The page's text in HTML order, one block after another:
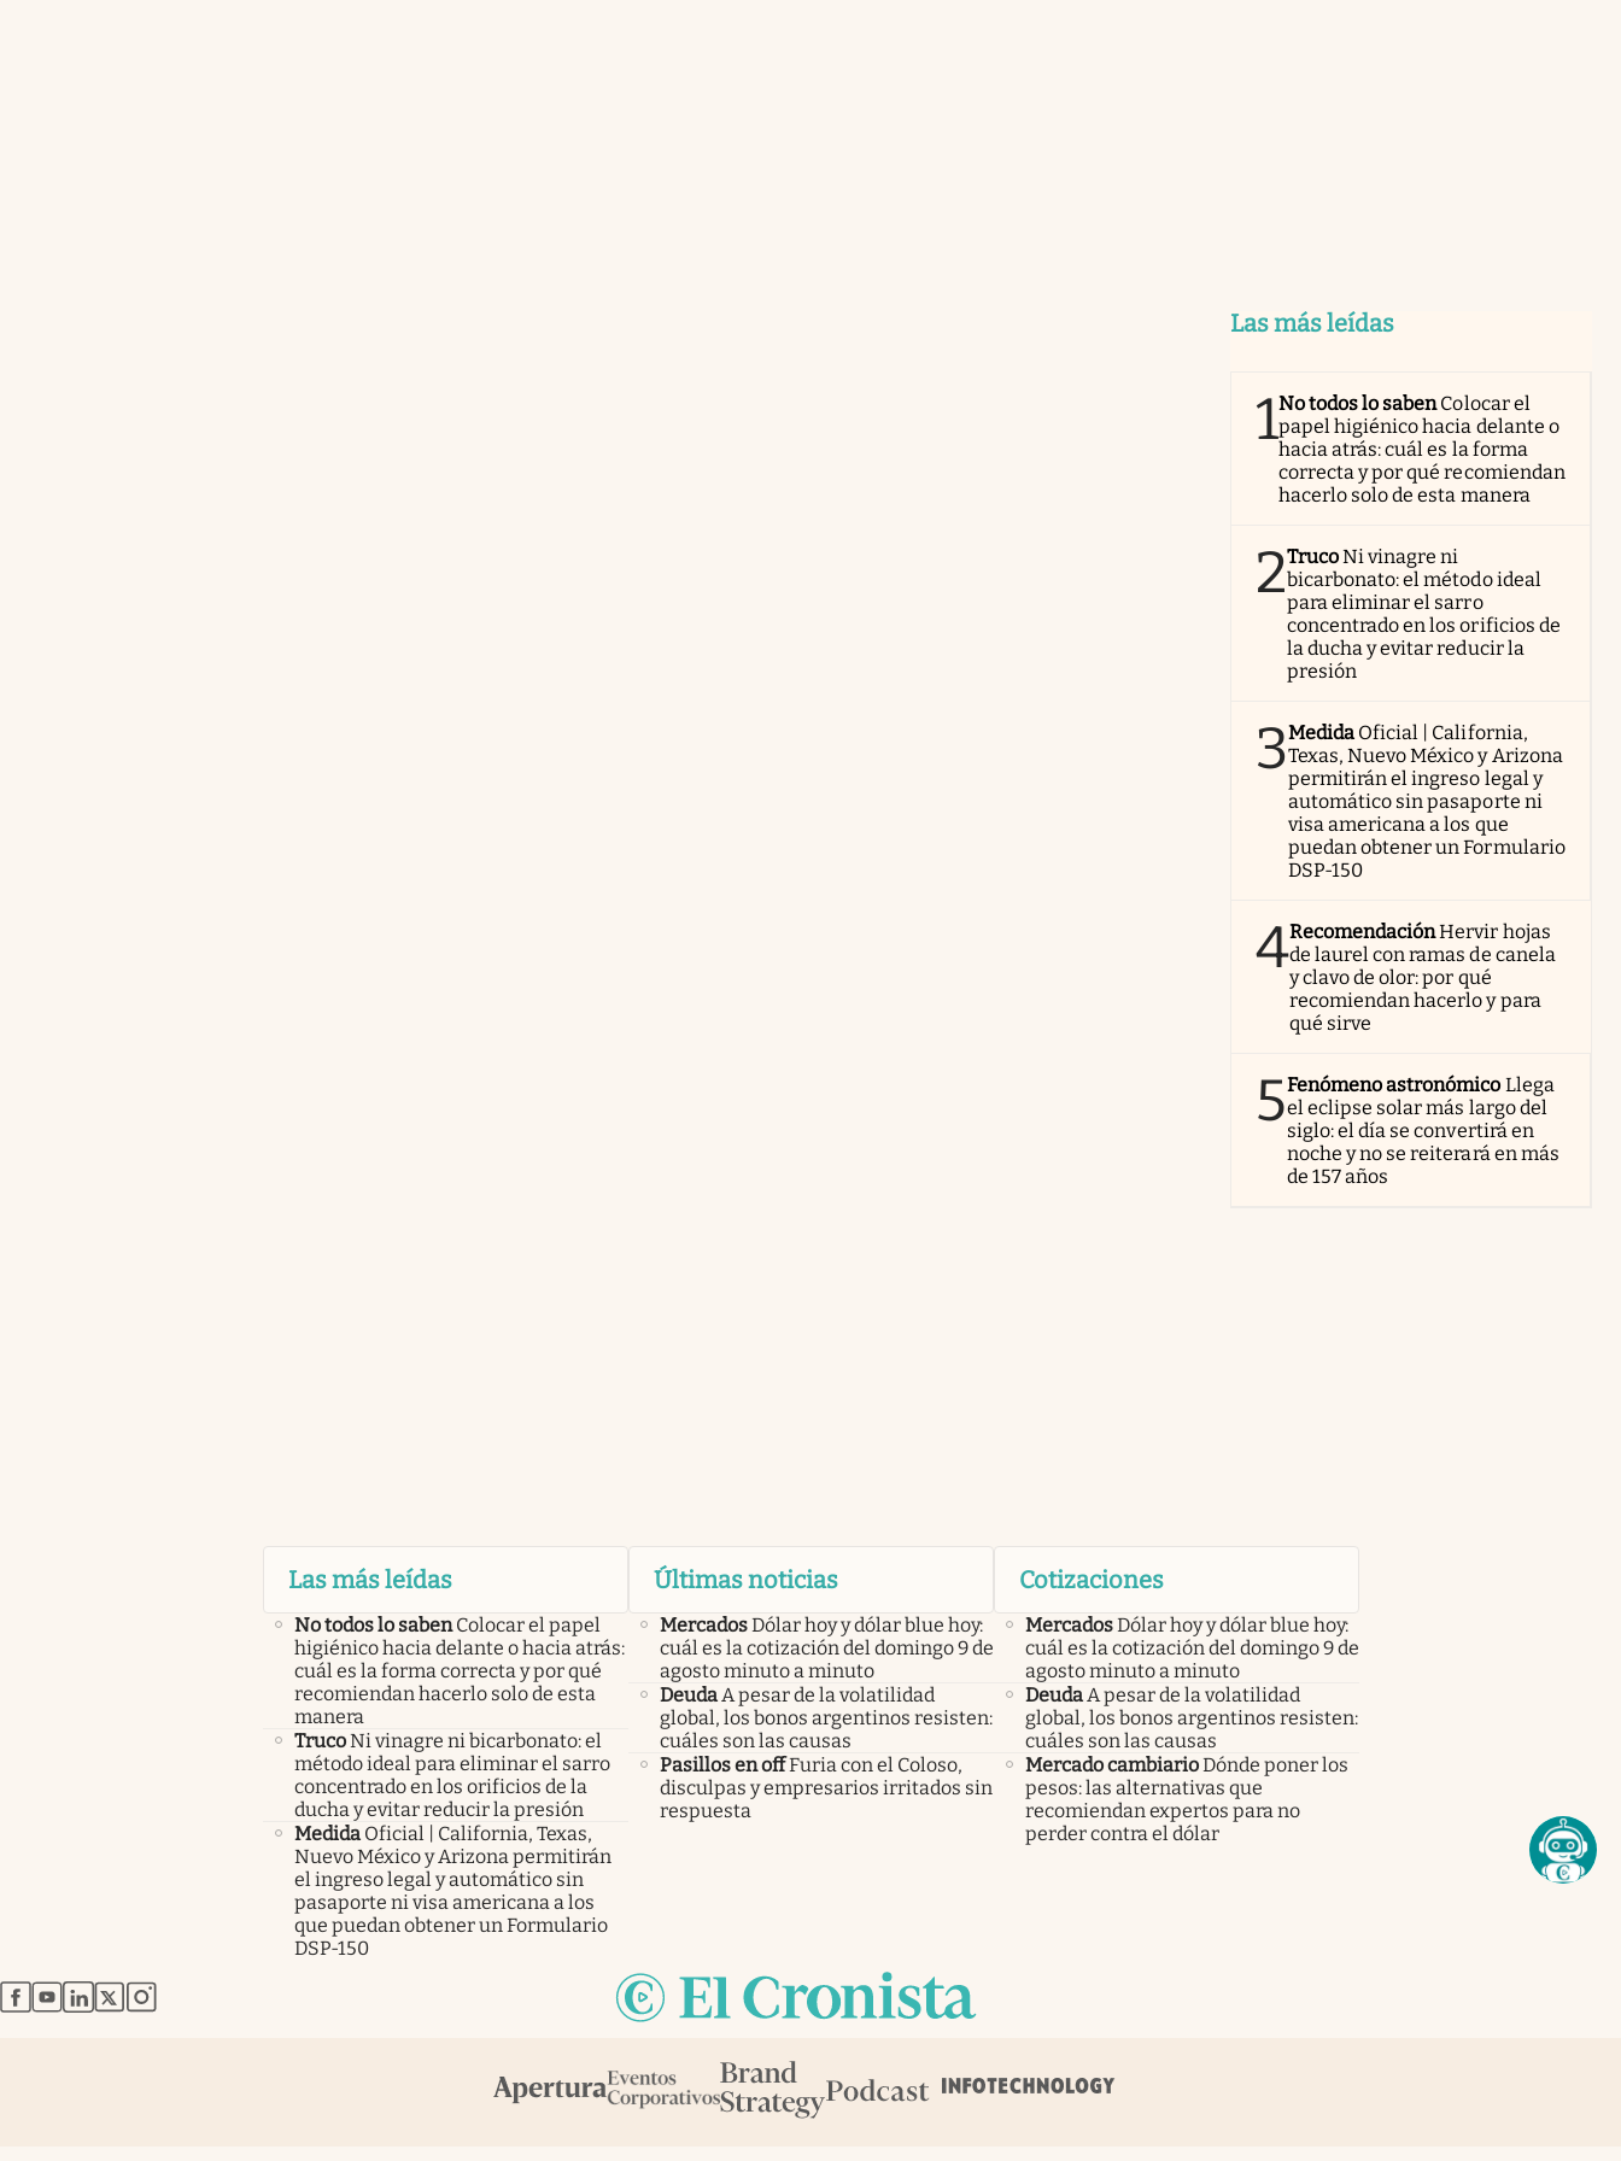
Las más leídas
1No todos lo sabenColocar el
papel higiénico hacia delante o
hacia atrás: cuál es la forma
correcta y por qué recomiendan
hacerlo solo de esta manera
2TrucoNi vinagre ni
bicarbonato: el método ideal
para eliminar el sarro
concentrado en los orificios de
la ducha y evitar reducir la
presión
3Medida Oficial | California,
Texas, Nuevo México y Arizona
permitirán el ingreso legal y
automático sin pasaporte ni
visa americana a los que
puedan obtener un Formulario
DSP-150
4RecomendaciónHervir hojas
de laurel con ramas de canela
y clavo de olor: por qué
recomiendan hacerlo y para
qué sirve
5Fenómeno astronómico Llega
el eclipse solar más largo del
siglo: el día se convertirá en
noche y no se reiterará en más
de 157 años
Las más leídas
No todos lo saben Colocar el papel
higiénico hacia delante o hacia atrás:
cuál es la forma correcta y por qué
recomiendan hacerlo solo de esta
manera
TrucoNi vinagre ni bicarbonato: el
método ideal para eliminar el sarro
concentrado en los orificios de la
ducha y evitar reducir la presión
Medida Oficial | California, Texas,
Nuevo México y Arizona permitirán
el ingreso legal y automático sin
pasaporte ni visa americana a los
que puedan obtener un Formulario
DSP-150
Últimas noticias
MercadosDólar hoy y dólar blue hoy:
cuál es la cotización del domingo 9 de
agosto minuto a minuto
Deuda A pesar de la volatilidad
global, los bonos argentinos resisten:
cuáles son las causas
Pasillos en offFuria con el Coloso,
disculpas y empresarios irritados sin
respuesta
Cotizaciones
MercadosDólar hoy y dólar blue hoy:
cuál es la cotización del domingo 9 de
agosto minuto a minuto
Deuda A pesar de la volatilidad
global, los bonos argentinos resisten:
cuáles son las causas
Mercado cambiarioDónde poner los
pesos: las alternativas que
recomiendan expertos para no
perder contra el dólar
abre en nueva pestaña
abre en nueva pestaña
abre en nueva pestaña
abre en nueva pestaña
abre en nueva pestaña